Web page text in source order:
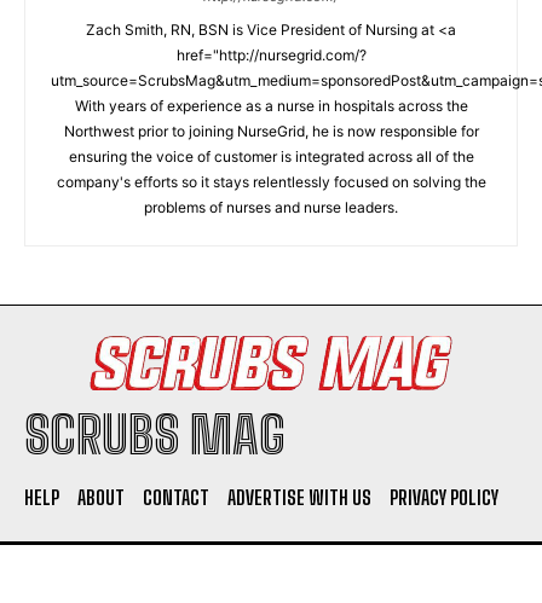
Zach Smith, RN, BSN is Vice President of Nursing at <a
href="http://nursegrid.com/?
With years of experience as a nurse in hospitals across the
Northwest prior to joining NurseGrid, he is now responsible for
ensuring the voice of customer is integrated across all of the
company's efforts so it stays relentlessly focused on solving the
problems of nurses and nurse leaders.
SCRUBS MAG
HELP ABOUT CONTACT ADVERTISE WITH US PRIVACY POLICY